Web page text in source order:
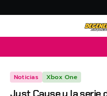
Noticias Xbox One